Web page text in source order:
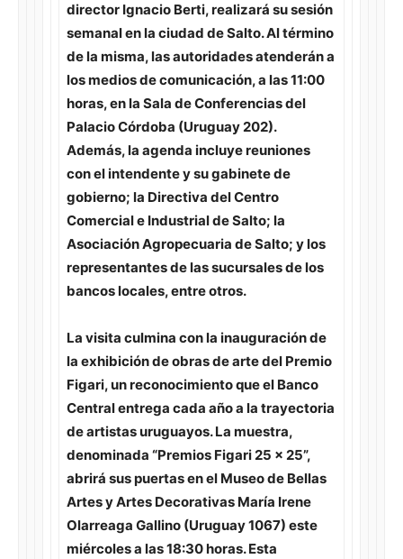
director Ignacio Berti, realizará su sesión
semanal en la ciudad de Salto. Al término
de la misma, las autoridades atenderán a
los medios de comunicación, a las 11:00
horas, en la Sala de Conferencias del
Palacio Córdoba (Uruguay 202).
Además, la agenda incluye reuniones
con el intendente y su gabinete de
gobierno; la Directiva del Centro
Comercial e Industrial de Salto; la
Asociación Agropecuaria de Salto; y los
representantes de las sucursales de los
bancos locales, entre otros.
La visita culmina con la inauguración de
la exhibición de obras de arte del Premio
Figari, un reconocimiento que el Banco
Central entrega cada año a la trayectoria
de artistas uruguayos. La muestra,
denominada “Premios Figari 25 x 25”,
abrirá sus puertas en el Museo de Bellas
Artes y Artes Decorativas María Irene
Olarreaga Gallino (Uruguay 1067) este
miércoles a las 18:30 horas. Esta